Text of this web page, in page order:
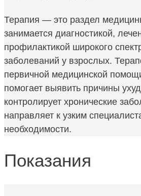
Терапия — это раздел
занимается диагностикой,
профилактикой широкого
заболеваний у взрослых.
первичной медицинской
помогает выявить причины
контролирует хронические
направляет к узким
необходимости.
Показания